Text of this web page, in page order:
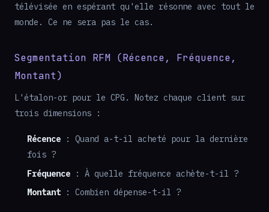
télévisée en espérant qu'elle résonne avec tout le
monde. Ce ne sera pas le cas.
Segmentation RFM (Récence, Fréquence,
Montant)
L'étalon-or pour le CPG. Notez chaque client sur
trois dimensions :
Récence : Quand a-t-il acheté pour la dernière
fois ?
Fréquence : À quelle fréquence achète-t-il ?
Montant : Combien dépense-t-il ?